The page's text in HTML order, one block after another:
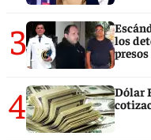
3
los
presos
4
Dólar